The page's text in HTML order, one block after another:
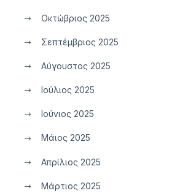
Οκτώβριος 2025
Σεπτέμβριος 2025
Αύγουστος 2025
Ιούλιος 2025
Ιούνιος 2025
Μάιος 2025
Απρίλιος 2025
Μάρτιος 2025